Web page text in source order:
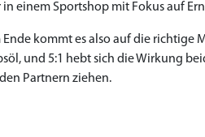
in einem Sportshop mit Fokus auf
Ende kommt es also auf die richtige
und 5:1 hebt sich die Wirkung
Partnern ziehen.